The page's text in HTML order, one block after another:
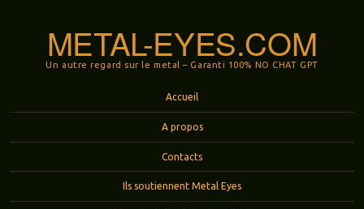
METAL-EYES.COM
Un autre regard sur le metal – Garanti 100% NO CHAT GPT
Accueil
A propos
Contacts
Ils soutiennent Metal Eyes